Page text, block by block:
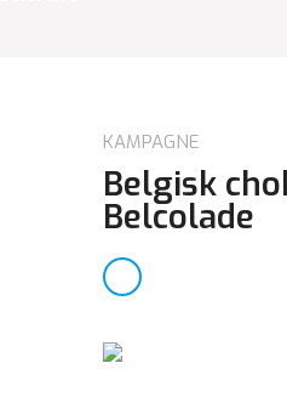
KAMPAGNE
Belgisk
Belcolade